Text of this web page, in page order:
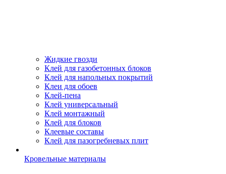
Жидкие гвозди
Клей для газобетонных блоков
Клей для напольных покрытий
Клеи для обоев
Клей-пена
Клей универсальный
Клей монтажный
Клей для блоков
Клеевые составы
Клей для пазогребневых плит
Кровельные материалы